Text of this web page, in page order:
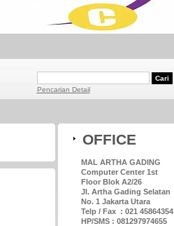
Pencarian Detail
OFFICE
MAL ARTHA GADING
Computer Center 1st
Floor Blok A2/26
Jl. Artha Gading Selatan
No. 1 Jakarta Utara
Telp / Fax : 021 45864354
HP/SMS : 081297974655